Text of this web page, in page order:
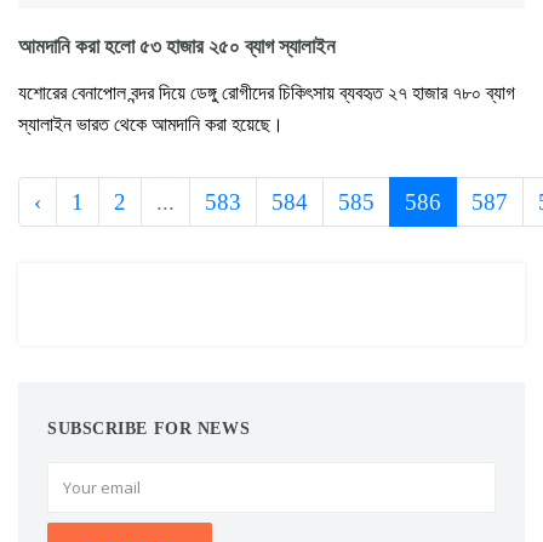
আমদানি করা হলো ৫৩ হাজার ২৫০ ব্যাগ স্যালাইন
যশোরের বেনাপোল বন্দর দিয়ে ডেঙ্গু রোগীদের চিকিৎসায় ব্যবহৃত ২৭ হাজার ৭৮০ ব্যাগ
স্যালাইন ভারত থেকে আমদানি করা হয়েছে।
‹ 1 2 ... 583 584 585 586 587
SUBSCRIBE FOR NEWS